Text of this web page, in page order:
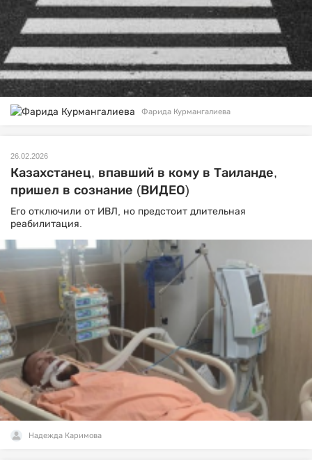
Фарида Курмангалиева
26.02.2026
Казахстанец, впавший в кому в Таиланде,
пришел в сознание (ВИДЕО)
Его отключили от ИВЛ, но предстоит длительная
реабилитация.
Надежда Каримова